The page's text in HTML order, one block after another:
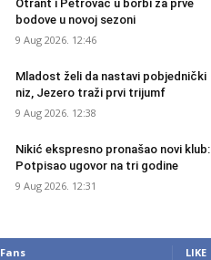
Otrant i Petrovac u borbi za prve
bodove u novoj sezoni
9 Aug 2026. 12:46
Mladost želi da nastavi pobjednički
niz, Jezero traži prvi trijumf
9 Aug 2026. 12:38
Nikić ekspresno pronašao novi klub:
Potpisao ugovor na tri godine
9 Aug 2026. 12:31
Fans LIKE